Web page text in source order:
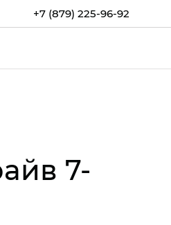
+7 (879) 225-96-92
7-